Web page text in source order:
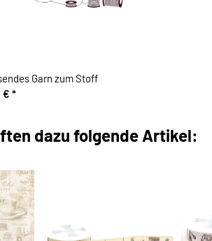
Garn zum Stoff
€ *
dazu folgende Artikel: